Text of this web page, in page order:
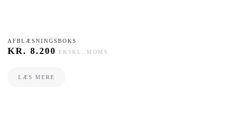
AFBLÆSNINGSBOKS
KR. 8.200 EKSKL. MOMS
LÆS MERE